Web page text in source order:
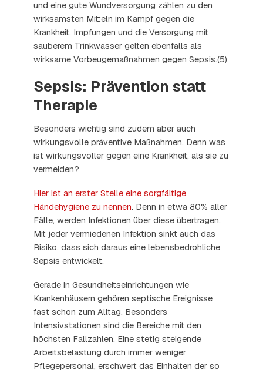
und eine gute Wundversorgung zählen zu den
wirksamsten Mitteln im Kampf gegen die
Krankheit. Impfungen und die Versorgung mit
sauberem Trinkwasser gelten ebenfalls als
wirksame Vorbeugemaßnahmen gegen Sepsis.(5)
Sepsis: Prävention statt
Therapie
Besonders wichtig sind zudem aber auch
wirkungsvolle präventive Maßnahmen. Denn was
ist wirkungsvoller gegen eine Krankheit, als sie zu
vermeiden?
Hier ist an erster Stelle eine sorgfältige
Händehygiene zu nennen. Denn in etwa 80% aller
Fälle, werden Infektionen über diese übertragen.
Mit jeder vermiedenen Infektion sinkt auch das
Risiko, dass sich daraus eine lebensbedrohliche
Sepsis entwickelt.
Gerade in Gesundheitseinrichtungen wie
Krankenhäusern gehören septische Ereignisse
fast schon zum Alltag. Besonders
Intensivstationen sind die Bereiche mit den
höchsten Fallzahlen. Eine stetig steigende
Arbeitsbelastung durch immer weniger
Pflegepersonal, erschwert das Einhalten der so